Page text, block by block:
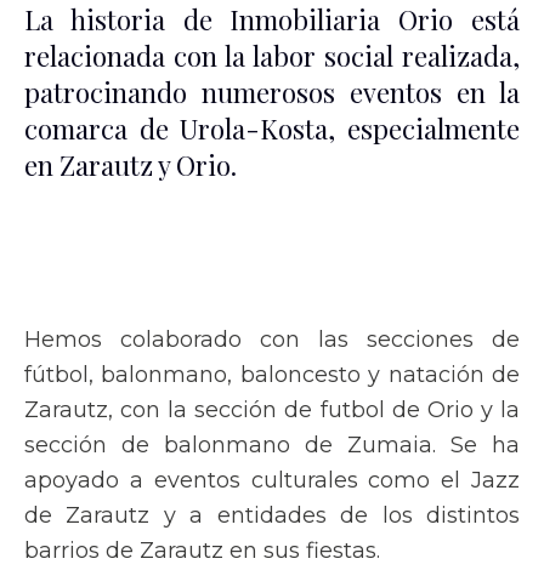
La historia de Inmobiliaria Orio está
relacionada con la labor social realizada,
patrocinando numerosos eventos en la
comarca de Urola-Kosta, especialmente
en Zarautz y Orio.
Hemos colaborado con las secciones de
fútbol, balonmano, baloncesto y natación de
Zarautz, con la sección de futbol de Orio y la
sección de balonmano de Zumaia. Se ha
apoyado a eventos culturales como el Jazz
de Zarautz y a entidades de los distintos
barrios de Zarautz en sus fiestas.